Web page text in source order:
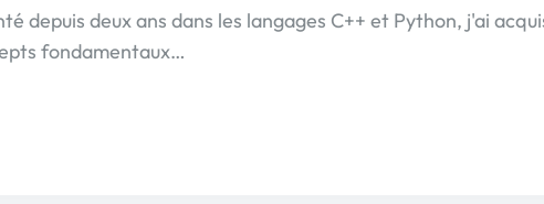
depuis deux ans dans les langages C++ et Python, j'ai
fondamentaux…